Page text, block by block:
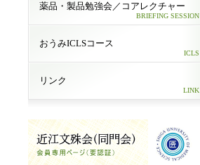
薬品・製品勉強会／コアレクチャー
BRIEFING SESSION
おうみICLSコース
ICLS
リンク
LINK